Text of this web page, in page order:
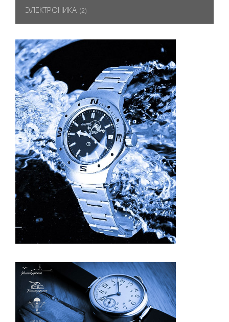
ЭЛЕКТРОНИКА (2)